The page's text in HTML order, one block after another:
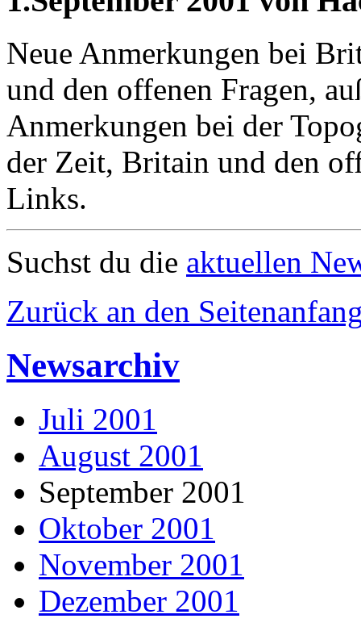
Neue Anmerkungen bei
und den offenen Fragen,
Anmerkungen bei der
der Zeit, Britain und den
Links.
Suchst du die aktuellen
Zurück an den
Newsarchiv
Juli 2001
August 2001
September 2001
Oktober 2001
November 2001
Dezember 2001